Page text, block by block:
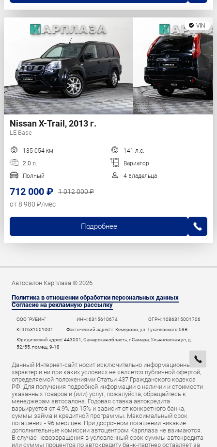
VIN
Nissan X-Trail, 2013 г.
LE Base
135 054 км
141 л.с.
2.0 л.
Вариатор
Полный
4 владельца
712 000 ₽
1 012 000 ₽
от 8 980 ₽/мес
Подробнее
Автосалон Карплаза ® 2026
Политика в отношении обработки персональных данных
Согласие на рекламную рассылку
ООО "РУБИН" ИНН: 6315610674
ОГРН: 1086315001706
КПП:631501001
Фактический адрес: г. Кемерово, ул. Тухачевского 58В
Юридический адрес: 443001, Самарская область, г Самара, Ульяновская ул, д.
52/55, помещ. 9-18
Данный Интернет-сайт носит исключительно информационный
характер и ни при каких условиях не является публичной офертой,
определяемой положениями Статьи 437 Гражданского кодекса
РФ. Для получения подробной информации о наличии и стоимости
указанных товаров и (или) услуг, пожалуйста, обращайтесь к
менеджерам автосалона. Годовая ставка автокредита
варьируется от 4.9% до 15% и зависит от конкретного банка,
суммы займа и кредитной программы. Максимальный срок
погашения - 96 месяцев. При досрочном погашении никакие
дополнительные комиссии автоцентром Карплаза не взимаются.
В случае невозвращения в условленный срок суммы автокредита
или суммы процентов по автокредиту банк-партнер оставляет за